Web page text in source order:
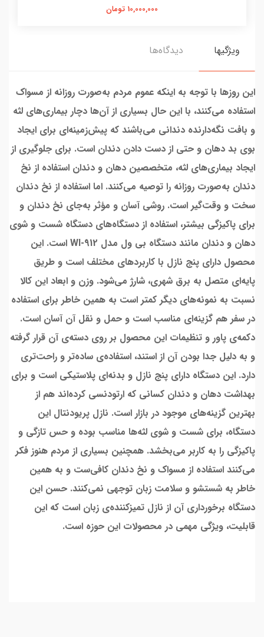
10,000,000 تومان
ویژگیها دیدگاه‌ها
این روزها با توجه به اینکه عموم مردم به‌صورت روزانه از مسواک
استفاده می‌کنند، با این حال بسیاری از آن‌ها دچار بیماری‌های لثه
و بافت نگه‌دارنده دندانی می‌باشند که پیش‌زمینه‌ای برای ایجاد
بوی بد دهان و حتی از دست دادن دندان است. برای جلوگیری از
ایجاد بیماری‌های لثه، متخصصین دهان و دندان استفاده از نخ
دندان به‌صورت روزانه را توصیه می‌کنند. اما استفاده از نخ دندان
سخت و وقت‌گیر است. روشی آسان و مؤثر به‌جای نخ دندان و
برای پاکیزگی بیشتر، استفاده از دستگاه‌های دستگاه شست و شوی
دهان و دندان مانند دستگاه بی ول مدل WI-912 است. این
محصول دارای پنج نازل با کاربردهای مختلف است و طریق
پایه‌‌ای متصل به برق شهری، شارژ می‌شود. وزن و ابعاد این کالا
نسبت به نمونه‌های دیگر کمتر است به همین خاطر برای استفاده
در سفر هم گزینه‌ای مناسب است و حمل و نقل آن آسان است.
دکمه‌ی پاور و تنظیمات این محصول بر روی دسته‌ی آن قرار گرفته
و به دلیل جدا بودن آن از استند، استفاده‌ی ساده‌تر و راحت‌تری
دارد. این دستگاه دارای پنج نازل و بدنه‌ا‌ی پلاستیکی است و برای
بهداشت دهان و دندان کسانی که ارتودنسی کرده‌اند هم از
بهترین گزینه‌های موجود در بازار است. نازل پریودنتال این
دستگاه، برای شست و شوی لثه‌ها مناسب بوده و حس تازگی و
پاکیزگی را به کاربر می‌بخشد. همچنین بسیاری از مردم هنوز فکر
می‌کنند استفاده از مسواک و نخ دندان کافی‌ست و به همین
خاطر به شستشو و سلامت زبان توجهی نمی‌کنند. حسن این
دستگاه برخورداری آن از نازل تمیزکننده‌ی زبان است که این
قابلیت، ویژگی مهمی در محصولات این حوزه است.